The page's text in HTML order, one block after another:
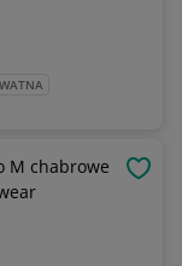
M chabrowe